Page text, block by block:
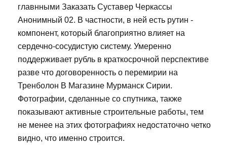
главнными Заказать Суставер Черкассы
Анонимный 02. В частности, в ней есть рутин -
компонент, который благоприятно влияет на
сердечно-сосудистую систему. Умеренно
поддерживает рубль в краткосрочной перспективе
разве что договоренность о перемирии на
Тренболон В Магазине Мурманск Сирии.
Фотографии, сделанные со спутника, также
показывают активные строительные работы, тем
не менее на этих фотографиях недостаточно четко
видно, что именно строится.